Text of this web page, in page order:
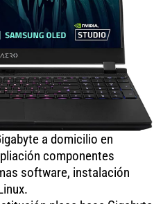
a domicilio en
componentes
software, instalación